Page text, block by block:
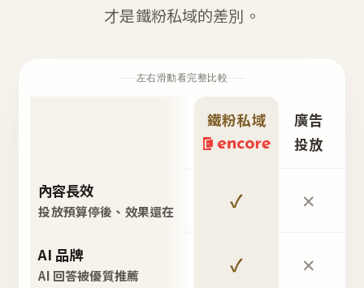
才是鐵粉私域的差別。
左右滑動看完整比較
鐵粉私域
廣告
投放
內容長效
投放預算停後、效果還在 ✓ ✕
AI 品牌
AI 回答被優質推薦 ✓ ✕